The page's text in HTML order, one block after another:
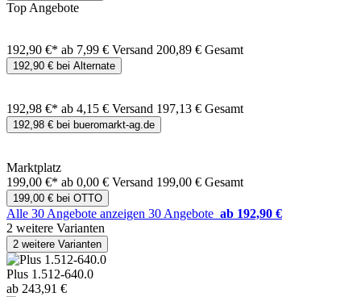
Top Angebote
192,90 €* ab 7,99 € Versand 200,89 € Gesamt
192,90 € bei Alternate
192,98 €* ab 4,15 € Versand 197,13 € Gesamt
192,98 € bei bueromarkt-ag.de
Marktplatz
199,00 €* ab 0,00 € Versand 199,00 € Gesamt
199,00 € bei OTTO
Alle 30 Angebote anzeigen 30 Angebote ab 192,90 €
2 weitere Varianten
2 weitere Varianten
Plus 1.512-640.0
ab 243,91 €